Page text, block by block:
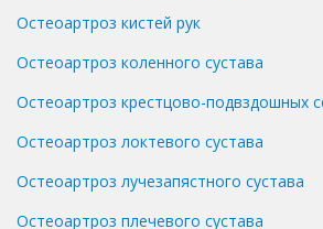
Остеоартроз кистей рук
Остеоартроз коленного сустава
Остеоартроз крестцово-подвздошных
Остеоартроз локтевого сустава
Остеоартроз лучезапястного сустава
Остеоартроз плечевого сустава